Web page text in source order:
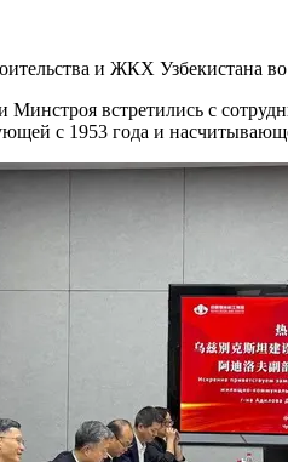
и ЖКХ Узбекистана
Минстроя встретились с
с 1953 года и